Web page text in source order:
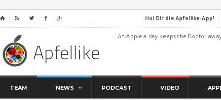
⌂     Hol Dir die Apfellike-App!
An Apple a day keeps the Doctor
TEAM NEWS PODCAST VIDEO